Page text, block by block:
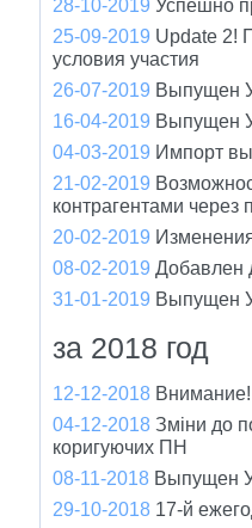
28-10-2019 Успешно
25-09-2019 Update 2!
условия участия
26-07-2019 Выпущен
16-04-2019 Выпущен
04-03-2019 Импорт
21-02-2019
контрагентами через
20-02-2019
08-02-2019 Добавлен
31-01-2019 Выпущен
за 2018 год
12-12-2018 Внимание!
04-12-2018 Зміни до
коригуючих ПН
08-11-2018 Выпущен
29-10-2018 17-й